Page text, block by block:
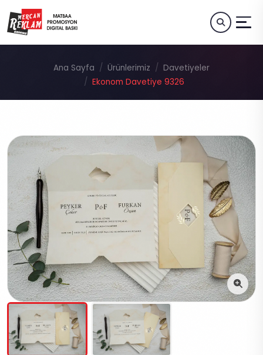
Ana Sayfa Ürünlerimiz
Davetiyeler
Ekonom Davetiye 9326